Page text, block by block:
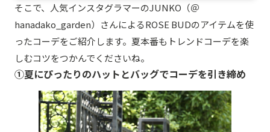
そこで、人気インスタグラマーのJUNKO（＠
hanadako_garden）さんによるROSE BUDのアイテムを使
ったコーデをご紹介します。夏本番もトレンドコーデを楽
しむコツをつかんでくださいね。
①夏にぴったりのハットとバッグでコーデを引き締め